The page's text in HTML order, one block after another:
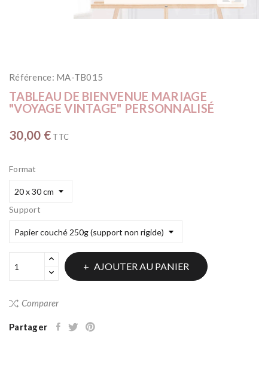
Référence: MA-TB015
TABLEAU DE BIENVENUE MARIAGE
"VOYAGE VINTAGE" PERSONNALISÉ
30,00 € TTC
Format
Support
AJOUTER AU PANIER
Comparer
Partager